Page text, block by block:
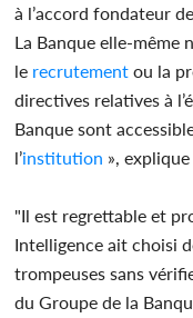
à l’accord fondateur
La Banque elle-même
le recrutement ou la
directives relatives à
Banque sont
l’institution », explique
"Il est regrettable et
Intelligence ait choisi
trompeuses sans
du Groupe de la